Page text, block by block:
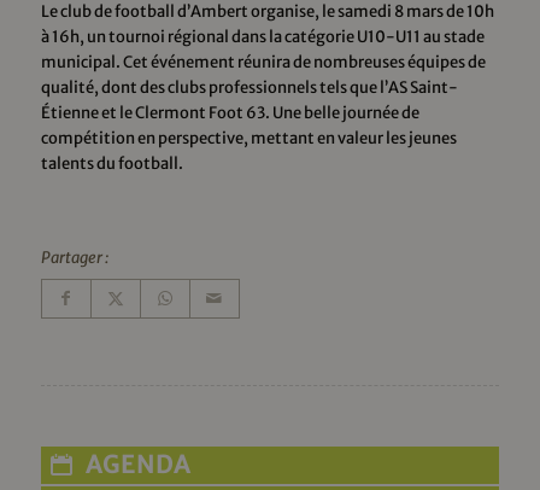
Le club de football d’Ambert organise, le samedi 8 mars de 10h
à 16h, un tournoi régional dans la catégorie U10-U11 au stade
municipal. Cet événement réunira de nombreuses équipes de
qualité, dont des clubs professionnels tels que l’AS Saint-
Étienne et le Clermont Foot 63. Une belle journée de
compétition en perspective, mettant en valeur les jeunes
talents du football.
Partager :
AGENDA